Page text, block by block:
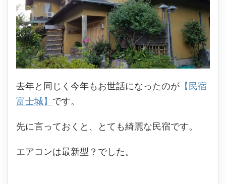
去年と同じく今年もお世話になったのが 【民宿
富士城】 です。
先に言っておくと、とても綺麗な民宿です。
エアコンは最新型？でした。